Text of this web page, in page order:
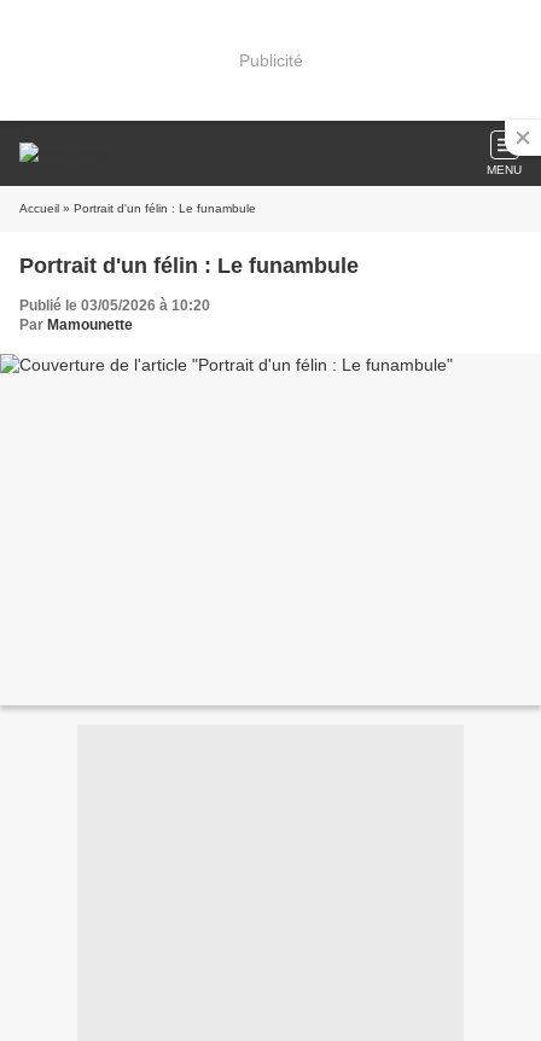
Publicité
MENU
Accueil » Portrait d'un félin : Le funambule
Portrait d'un félin : Le funambule
Publié le 03/05/2026 à 10:20
Par Mamounette